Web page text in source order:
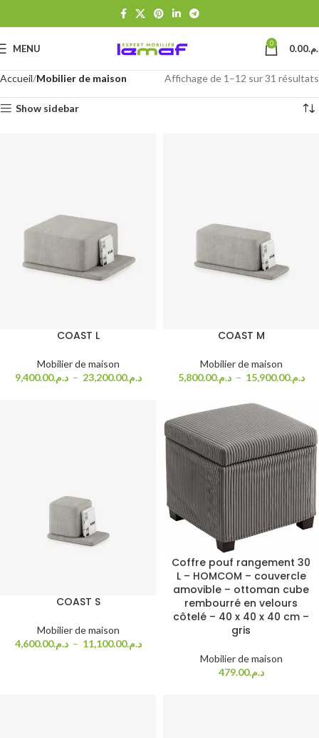
MENU 0 0.00
Accueil Mobilier de maison Affichage de 1–12 sur 31 résultats
Show sidebar
COAST L
Mobilier de maison
د.م.9,400.00 – د.م.23,200.00
COAST M
Mobilier de maison
د.م.5,800.00 – د.م.15,900.00
COAST S
Mobilier de maison
د.م.4,600.00 – د.م.11,100.00
Coffre pouf rangement 30
L – HOMCOM – couvercle
amovible – ottoman cube
rembourré en velours
côtelé – 40 x 40 x 40 cm –
gris
Mobilier de maison
د.م.479.00